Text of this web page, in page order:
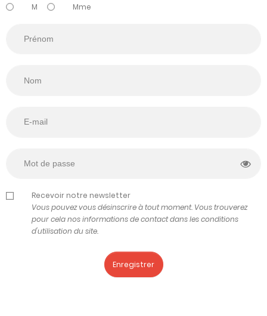
M
Mme
Recevoir notre newsletter
Vous pouvez vous désinscrire à tout moment. Vous trouverez
pour cela nos informations de contact dans les conditions
d'utilisation du site.
Enregistrer